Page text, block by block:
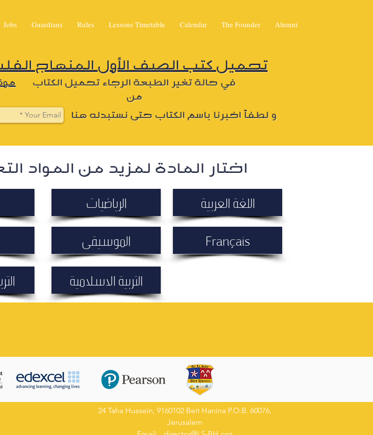
Jobs Guardians Rules Lessons Timetable Calendar The Founder Alumni
اختار المادة لمزيد من المواد
الرياضيات
اللغة العربية
الموسيقى
Français
التربية الاسلامية
تحميلكتب الصف الأول المنهاج
في حالة تغير الطبعة الرجاء تحميل الكتاب
من
و لطفاً اخبرنا باسم الكتاب حتى نستبدله هنا
24 Taha Hussein, 9160102 Beit Hanina P.O.B. 60076,
Jerusalem